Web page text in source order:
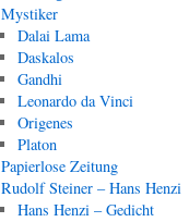
Mystiker
Dalai Lama
Daskalos
Gandhi
Leonardo da Vinci
Origenes
Platon
Papierlose Zeitung
Rudolf Steiner – Hans Henzi
Hans Henzi – Gedicht